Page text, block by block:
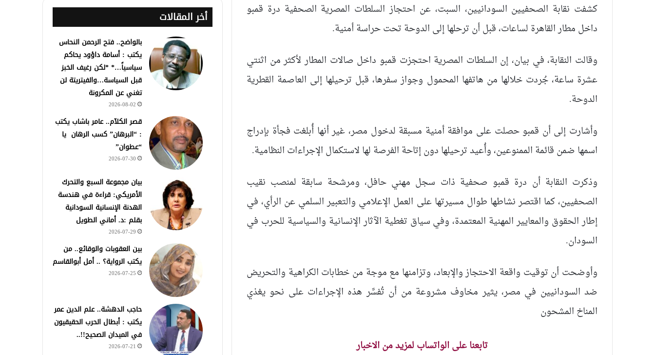
كشفت نقابة الصحفيين السودانيين، السبت، عن احتجاز السلطات المصرية الصحفية درة قمبو
داخل مطار القاهرة لساعات، قبل أن ترحلها إلى الدوحة تحت حراسة أمنية.
وقالت النقابة، في بيان، إن السلطات المصرية احتجزت قمبو داخل صالات المطار لأكثر من اثنتي
عشرة ساعة، جُردت خلالها من هاتفها المحمول وجواز سفرها، قبل ترحيلها إلى العاصمة القطرية
الدوحة.
وأشارت إلى أن قمبو حصلت على موافقة أمنية مسبقة لدخول مصر، غير أنها أُبلغت فجأة بإدراج
اسمها ضمن قائمة الممنوعين، وأُعيد ترحيلها دون إتاحة الفرصة لها لاستكمال الإجراءات النظامية.
وذكرت النقابة أن درة قمبو صحفية ذات سجل مهني حافل، ومرشحة سابقة لمنصب نقيب
الصحفيين، كما اقتصر نشاطها طوال مسيرتها على العمل الإعلامي والتعبير السلمي عن الرأي، في
إطار الحقوق والمعايير المهنية المعتمدة، وفي سياق تغطية الآثار الإنسانية والسياسية للحرب في
السودان.
وأوضحت أن توقيت واقعة الاحتجاز والإبعاد، وتزامنها مع موجة من خطابات الكراهية والتحريض
ضد السودانيين في مصر، يثير مخاوف مشروعة من أن تُفسَّر هذه الإجراءات على نحو يغذي
المناخ المشحون
تابعنا على الواتساب لمزيد من الاخبار
أخر المقالات
بالواضح.. فتح الرحمن النحاس
يكتب : أسامة داؤود يحاكم
سياسياً…* *لكن رغيف الخبز
قبل السياسة…والفيتريتة لن
تغني عن المكرونة
2026-08-02
قصر الكلآم.. عامر باشاب يكتب
: “البرهان” كسب الرهان يا
“عطوان”
2026-07-30
بيان مجموعة السبع والتحرك
الأمريكي: قراءة في هندسة
الهدنة الإنسانية السودانية
بقلم :د. أماني الطويل
2026-07-29
بين العقوبات والوقائع.. من
يكتب الرواية؟ .. أمل أبوالقاسم
2026-07-25
حاجب الدهشة.. علم الدين عمر
يكتب : أبطال الحرب الحقيقيون
في الميدان الصحيح!!..
2026-07-21